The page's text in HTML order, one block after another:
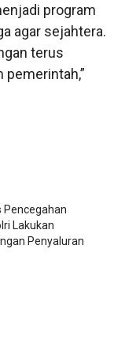
program
agar sejahtera.
terus
Pencegahan
Lakukan
Penyaluran